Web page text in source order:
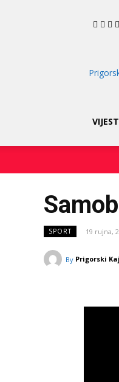
SPORT 19 rujna,
By Prigorski Kaj